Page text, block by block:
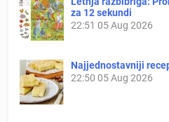
za 12 sekundi
22:51 05 Aug 2026
Najjednostavniji
22:50 05 Aug 2026